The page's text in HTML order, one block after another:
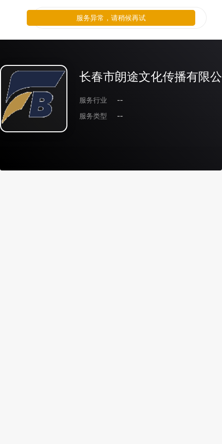
长春市朗途文化传播有限
服务行业
--
服务类型
--
服务异常，请稍候再试